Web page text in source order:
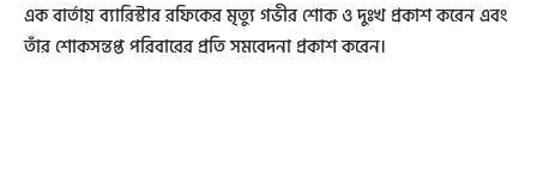
এক বার্তায় ব্যারিস্টার রফিকের মৃত্যু গভীর শোক ও দুঃখ প্রকাশ করেন এবং
তাঁর শোকসন্তপ্ত পরিবারের প্রতি সমবেদনা প্রকাশ করেন।